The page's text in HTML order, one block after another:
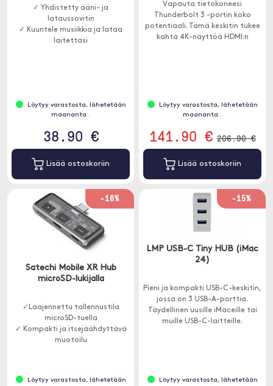
✓ Yhdistetty ääni- ja
lataussovitin
✓ Kuuntele musiikkia ja lataa
laitettasi
Löytyy varastosta, lähetetään
maananta..
38.90 €
Lisää ostoskoriin
Vapauta tietokoneesi
Thunderbolt 3 -portin koko
potentiaali. Tämä keskitin tukee
kahta 4K-näyttöä HDMI:n
Löytyy varastosta, lähetetään
maananta..
141.90 € 206.90 €
Lisää ostoskoriin
-16%
Satechi Mobile XR Hub
microSD-lukijalla
✓Laajennettu tallennustila
microSD-tuella
✓ Kompakti ja itsejäähdyttävä
muotoilu
Löytyy varastosta, lähetetään
-15%
LMP USB-C Tiny HUB (iMac
24)
Pieni ja kompakti USB-C-keskitin,
jossa on 3 USB-A-porttia.
Täydellinen uusille iMaceille tai
muille USB-C-laitteille.
Löytyy varastosta, lähetetään